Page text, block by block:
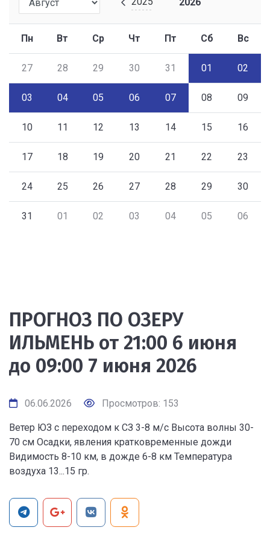
Пн Вт Ср Чт Пт Сб Вс
27 28 29 30 31 01 02
03 04 05 06 07 08 09
10 11 12 13 14 15 16
17 18 19 20 21 22 23
24 25 26 27 28 29 30
31 01 02 03 04 05 06
ПРОГНОЗ ПО ОЗЕРУ
ИЛЬМЕНЬ от 21:00 6 июня
до 09:00 7 июня 2026
06.06.2026 Просмотров: 153
Ветер ЮЗ с переходом к СЗ 3-8 м/с Высота волны 30-
70 см Осадки, явления кратковременные дожди
Видимость 8-10 км, в дожде 6-8 км Температура
воздуха 13...15 гр.